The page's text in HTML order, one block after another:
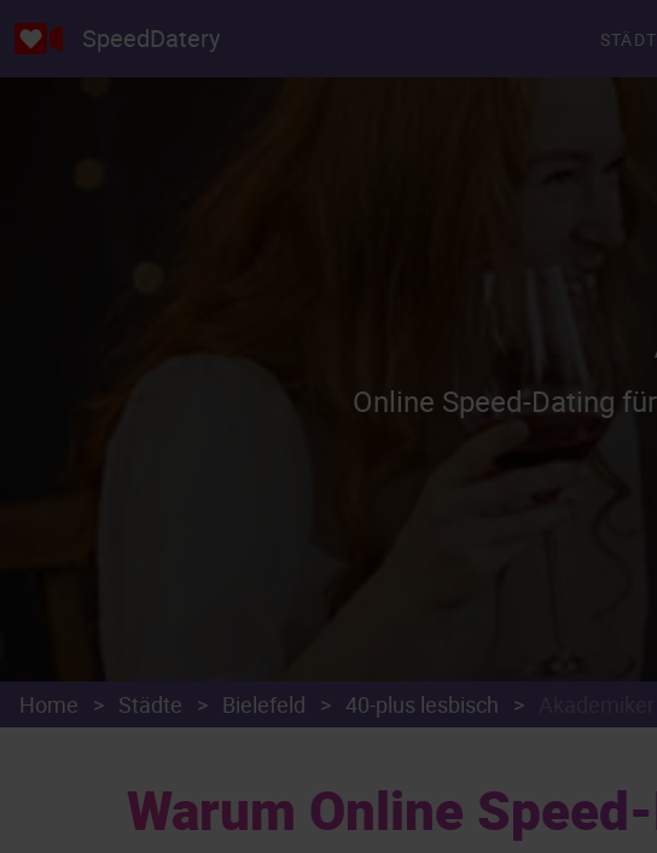
SpeedDatery
Online Speed-Dating
Home > Städte > Bielefeld > 40-plus lesbisch >
Warum Online